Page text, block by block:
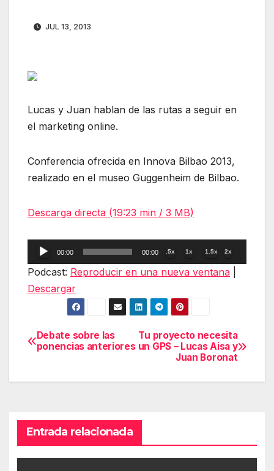
JUL 13, 2013
Lucas y Juan hablan de las rutas a seguir en
el marketing online.
Conferencia ofrecida en Innova Bilbao 2013,
realizado en el museo Guggenheim de Bilbao.
Descarga directa (19:23 min / 3 MB)
Reproductor
de
00:00 00:00 .5x 1x 1.5x 2x
Podcast: Reproducir en una nueva ventana
Descargar
Navegación Tu proyecto necesita
un GPS – Lucas Aisa y
Juan Boronat
Debate sobre las
ponencias anteriores
Entrada relacionada